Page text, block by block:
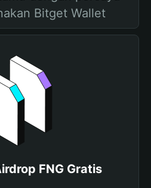
Bitget Wallet
FNG Gratis